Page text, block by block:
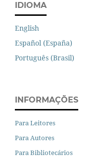
IDIOMA
English
Español (España)
Português (Brasil)
INFORMAÇÕES
Para Leitores
Para Autores
Para Bibliotecários